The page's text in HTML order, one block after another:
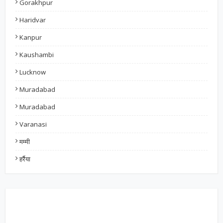
Gorakhpur
Haridvar
Kanpur
Kaushambi
Lucknow
Muradabad
Muradabad
Varanasi
मम्मी
हर्रैया